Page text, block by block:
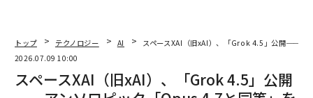
切な問いではなくなりつつある。ますます多くの音楽
が、実際には両方の要素を含んでいるからだ。ほとんど
のリスナーが耳では判別できない以上、その代わりを担
うために構築された検出ツールも、宣伝文句が示すほど
トップ テクノロジー AI
スペースXAI（旧xAI）、「Grok 4.5」公開──ア
2026.07.09 10:00
スペースXAI（旧xAI）、「Grok 4.5」公開